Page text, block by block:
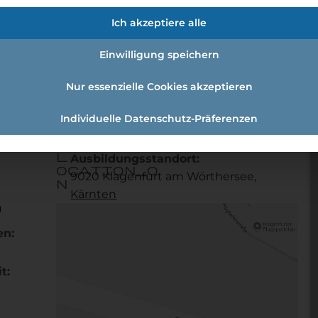
l
ocation_o
n
Ausbildungsstandort:
9020 Klagenfurt am Wörthersee,
Kärnten
Ich akzeptiere alle
Einwilligung speichern
Nur essenzielle Cookies akzeptieren
Individuelle Datenschutz-Präferenzen